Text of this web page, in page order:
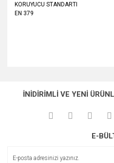
KORUYUCU STANDARTI
EN 379
Yorum
kullanarak tarafımıza iletebilirsiniz.
Görüş ve önerileriniz için
Ürün açıklamasında eksik
İNİDİRİMLİ VE YENİ
E-